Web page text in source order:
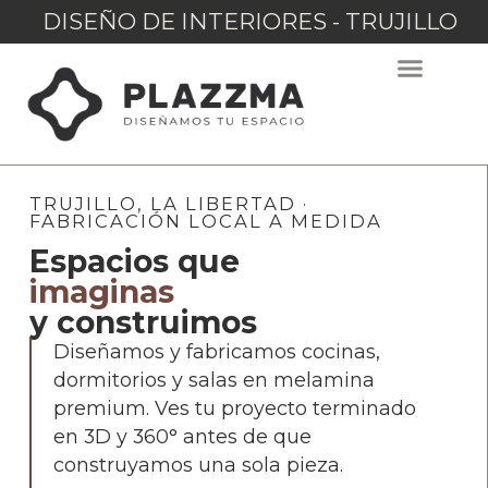
DISEÑO DE INTERIORES - TRUJILLO
TRUJILLO, LA LIBERTAD ·
FABRICACIÓN LOCAL A MEDIDA
Espacios que
imaginas
y construimos
Diseñamos y fabricamos cocinas,
dormitorios y salas en melamina
premium. Ves tu proyecto terminado
en 3D y 360° antes de que
construyamos una sola pieza.